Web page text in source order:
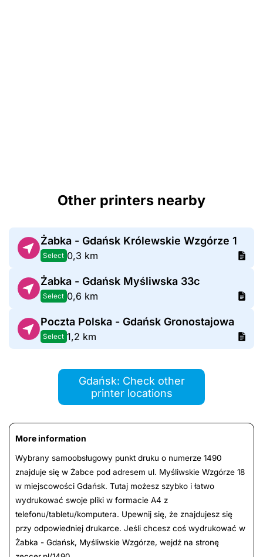
Other printers nearby
Żabka - Gdańsk Królewskie Wzgórze 1
Select 0,3 km
Żabka - Gdańsk Myśliwska 33c
Select 0,6 km
Poczta Polska - Gdańsk Gronostajowa
Select 1,2 km
Gdańsk: Check other
printer locations
More information
Wybrany samoobsługowy punkt druku o numerze 1490
znajduje się w Żabce pod adresem ul. Myśliwskie Wzgórze 18
w miejscowości Gdańsk. Tutaj możesz szybko i łatwo
wydrukować swoje pliki w formacie A4 z
telefonu/tabletu/komputera. Upewnij się, że znajdujesz się
przy odpowiedniej drukarce. Jeśli chcesz coś wydrukować w
Żabka - Gdańsk, Myśliwskie Wzgórze, wejdź na stronę